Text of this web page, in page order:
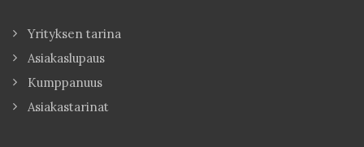
Yrityksen tarina
Asiakaslupaus
Kumppanuus
Asiakastarinat